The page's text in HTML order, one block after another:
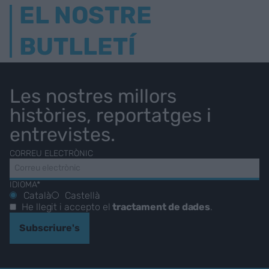
EL NOSTRE
BUTLLETÍ
Les nostres millors
històries, reportatges i
entrevistes.
CORREU ELECTRÒNIC
IDIOMA*
Català
Castellà
He llegit i accepto eltractament de dades
Subscriure's